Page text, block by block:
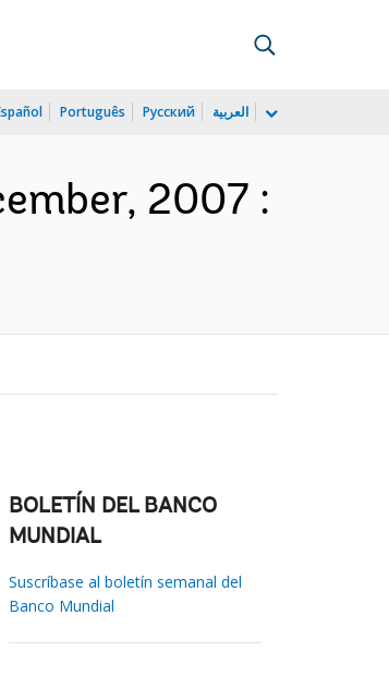
Português Русский العربية
2007 :
BOLETÍN DEL BANCO
MUNDIAL
Suscríbase al boletín semanal del
Banco Mundial